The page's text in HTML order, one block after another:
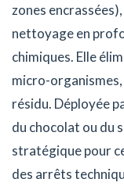
zones
nettoyage en
chimiques. Elle
micro-organismes,
résidu. Déployée
du chocolat ou du
stratégique pour
des arrêts